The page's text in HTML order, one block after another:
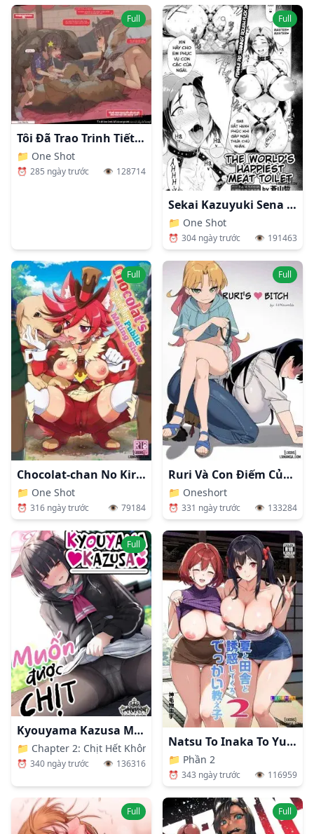
Full
Tôi Đã Trao Trinh Tiết Của Em Gái Mình Cho Một Bầy Chó Hoang!
📁 One Shot
⏰ 285 ngày trước 👁️ 128714
Full
Sekai Kazuyuki Sena Niku Benki
📁 One Shot
⏰ 304 ngày trước 👁️ 191463
Full
Chocolat-chan No Kirakira Roshutsu Juukan
📁 One Shot
⏰ 316 ngày trước 👁️ 79184
Full
Ruri Và Con Điếm Của Em Ấy
📁 Oneshort
⏰ 331 ngày trước 👁️ 133284
Full
Kyouyama Kazusa Muốn Được Chịt 1+2
📁 Chapter 2: Chịt Hết Không Thacả Reisa Nữa
⏰ 340 ngày trước 👁️ 136316
Natsu To Inaka To Yuuwaku Shite Kuru Dekkai Oshiego 2
📁 Phần 2
⏰ 343 ngày trước 👁️ 116959
Full Full